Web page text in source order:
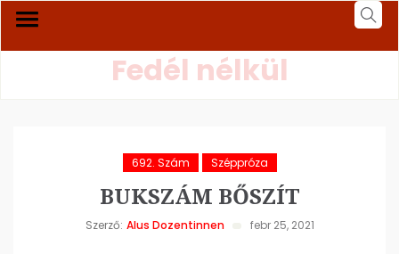
Fedél nélkül
692. Szám Széppróza
BUKSZÁM BŐSZÍT
Szerző: Alus Dozentinnen febr 25, 2021